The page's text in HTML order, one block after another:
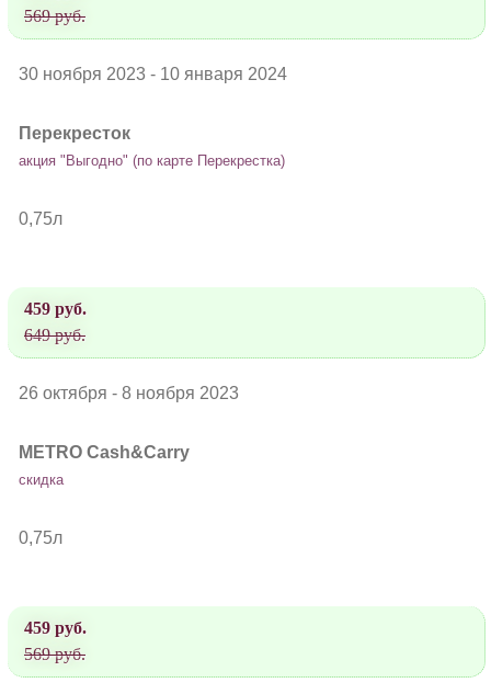
569 руб.
30 ноября 2023 - 10 января 2024
Перекресток
акция "Выгодно" (по карте Перекрестка)
0,75л
459 руб.
649 руб.
26 октября - 8 ноября 2023
METRO Cash&Carry
скидка
0,75л
459 руб.
569 руб.